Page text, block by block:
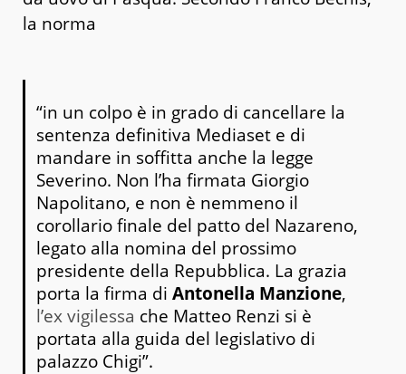
la norma
“in un colpo è in grado di cancellare la
sentenza definitiva Mediaset e di
mandare in soffitta anche la legge
Severino. Non l’ha firmata Giorgio
Napolitano, e non è nemmeno il
corollario finale del patto del Nazareno,
legato alla nomina del prossimo
presidente della Repubblica. La grazia
porta la firma di Antonella Manzione,
l’ex vigilessa che Matteo Renzi si è
portata alla guida del legislativo di
palazzo Chigi”.